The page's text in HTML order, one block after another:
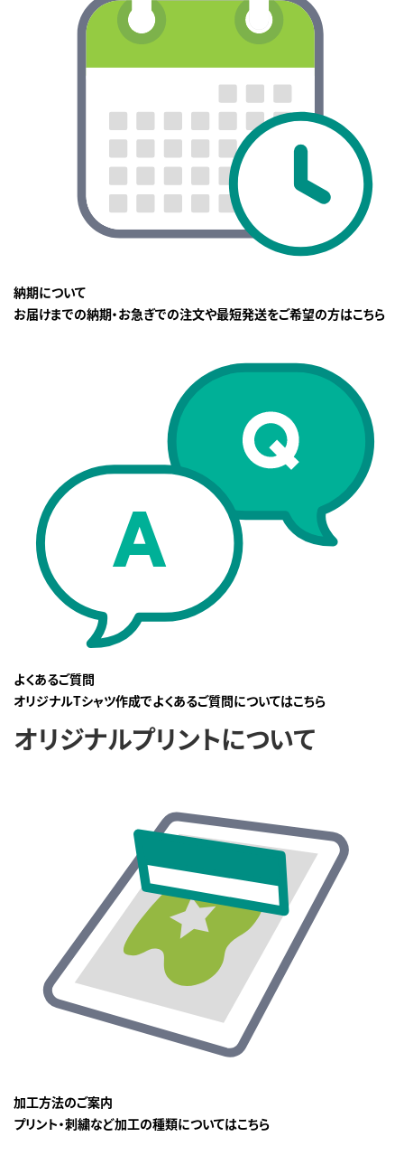
納期について
お届けまでの納期・お急ぎでの注文や最短発送をご希望の方はこちら
よくあるご質問
オリジナルTシャツ作成でよくあるご質問についてはこちら
オリジナルプリントについて
加工方法のご案内
プリント・刺繍など加工の種類についてはこちら